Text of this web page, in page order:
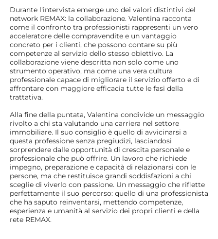
Durante l'intervista emerge uno dei valori distintivi del
network REMAX: la collaborazione. Valentina racconta
come il confronto tra professionisti rappresenti un vero
acceleratore delle compravendite e un vantaggio
concreto per i clienti, che possono contare su più
competenze al servizio dello stesso obiettivo. La
collaborazione viene descritta non solo come uno
strumento operativo, ma come una vera cultura
professionale capace di migliorare il servizio offerto e di
affrontare con maggiore efficacia tutte le fasi della
trattativa.
Alla fine della puntata, Valentina condivide un messaggio
rivolto a chi sta valutando una carriera nel settore
immobiliare. Il suo consiglio è quello di avvicinarsi a
questa professione senza pregiudizi, lasciandosi
sorprendere dalle opportunità di crescita personale e
professionale che può offrire. Un lavoro che richiede
impegno, preparazione e capacità di relazionarsi con le
persone, ma che restituisce grandi soddisfazioni a chi
sceglie di viverlo con passione. Un messaggio che riflette
perfettamente il suo percorso: quello di una professionista
che ha saputo reinventarsi, mettendo competenze,
esperienza e umanità al servizio dei propri clienti e della
rete REMAX.